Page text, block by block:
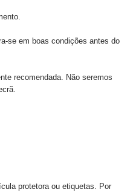
se em boas condições antes do
recomendada. Não seremos
protetora ou etiquetas. Por